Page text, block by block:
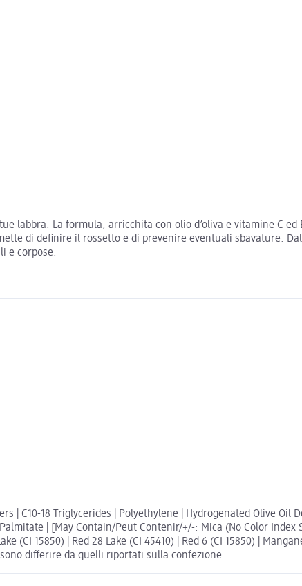
labbra. La formula, arricchita con olio d’oliva e vitamine C
di definire il rossetto e di prevenire eventuali sbavature.
e corpose.
| C10-18 Triglycerides | Polyethylene | Hydrogenated Olive Oil
| [May Contain/Peut Contenir/+/-: Mica (No Color Index
(CI 15850) | Red 28 Lake (CI 45410) | Red 6 (CI 15850) |
differire da quelli riportati sulla confezione.